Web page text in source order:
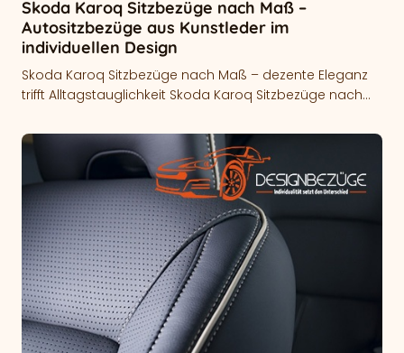
Skoda Karoq Sitzbezüge nach Maß –
Autositzbezüge aus Kunstleder im
individuellen Design
Skoda Karoq Sitzbezüge nach Maß – dezente Eleganz
trifft Alltagstauglichkeit Skoda Karoq Sitzbezüge nach